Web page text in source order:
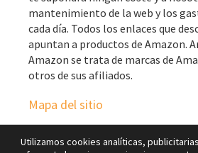
mantenimiento de la web y los
cada día. Todos los enlaces que
apuntan a productos de Amazon.
Amazon se trata de marcas de
otros de sus afiliados.
Mapa del sitio
Utilizamos cookies analíticas,